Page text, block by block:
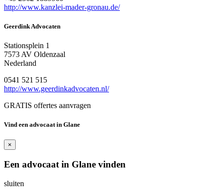
http://www.kanzlei-mader-gronau.de/
Geerdink Advocaten
Stationsplein 1
7573 AV Oldenzaal
Nederland
0541 521 515
http://www.geerdinkadvocaten.nl/
GRATIS offertes aanvragen
Vind een advocaat in Glane
×
Een advocaat in Glane vinden
sluiten